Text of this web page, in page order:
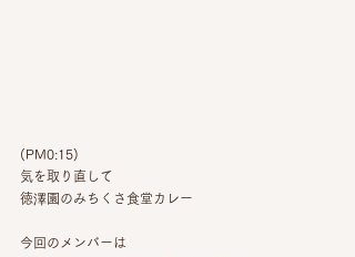
(PM0:15)
気を取り直して
徳澤園のみちくさ食堂カレー
今回のメンバーは